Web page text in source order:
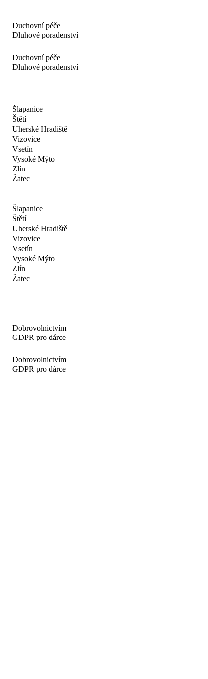
Duchovní péče
Dluhové poradenství
Duchovní péče
Dluhové poradenství
Šlapanice
Štětí
Uherské Hradiště
Vizovice
Vsetín
Vysoké Mýto
Zlín
Žatec
Šlapanice
Štětí
Uherské Hradiště
Vizovice
Vsetín
Vysoké Mýto
Zlín
Žatec
Dobrovolnictvím
GDPR pro dárce
Dobrovolnictvím
GDPR pro dárce